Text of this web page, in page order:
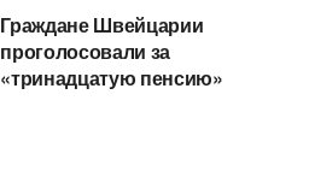
Граждане Швейцарии
проголосовали за
«тринадцатую пенсию»